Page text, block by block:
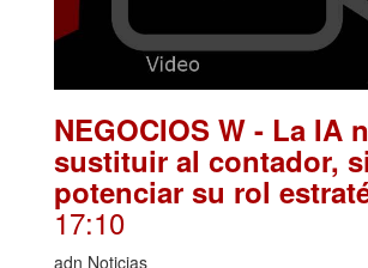
NEGOCIOS W - La IA
sustituir al contador,
potenciar su rol
17:10